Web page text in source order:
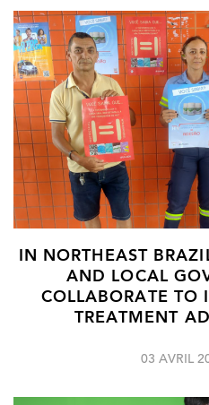
IN NORTHEAST
AND LOCAL
COLLABORATE TO
TREATMENT
03 AVRIL